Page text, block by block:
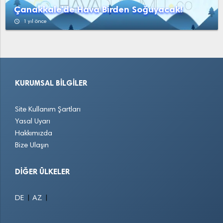
Çanakkale'de Hava Birden Soğuyacak!
access_time 1 yıl önce
KURUMSAL BILGILER
Site Kullanım Şartları
Yasal Uyarı
Hakkımızda
Bize Ulaşın
DIĞER ÜLKELER
DE AZ